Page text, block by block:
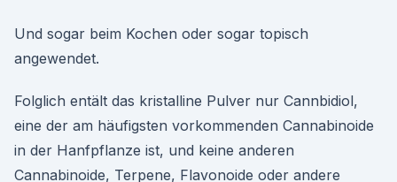
Und sogar beim Kochen oder sogar topisch
angewendet.
Folglich entält das kristalline Pulver nur Cannbidiol,
eine der am häufigsten vorkommenden Cannabinoide
in der Hanfpflanze ist, und keine anderen
Cannabinoide, Terpene, Flavonoide oder andere